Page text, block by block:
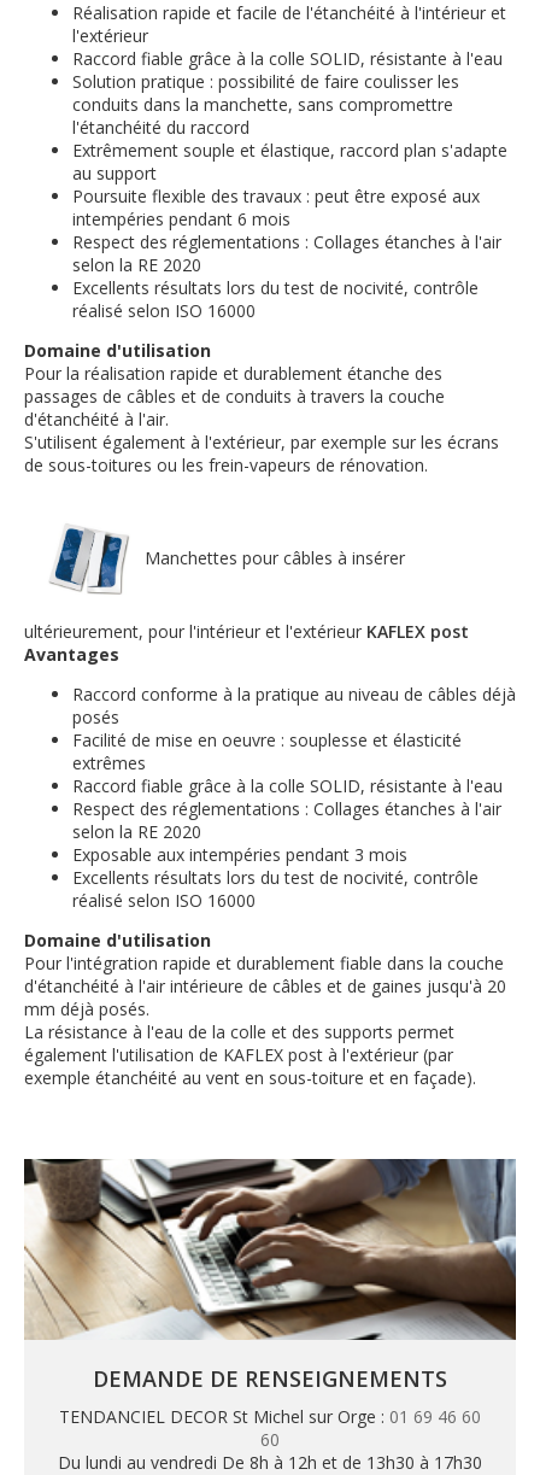
Réalisation rapide et facile de l'étanchéité à l'intérieur et
l'extérieur
Raccord fiable grâce à la colle SOLID, résistante à l'eau
Solution pratique : possibilité de faire coulisser les
conduits dans la manchette, sans compromettre
l'étanchéité du raccord
Extrêmement souple et élastique, raccord plan s'adapte
au support
Poursuite flexible des travaux : peut être exposé aux
intempéries pendant 6 mois
Respect des réglementations : Collages étanches à l'air
selon la RE 2020
Excellents résultats lors du test de nocivité, contrôle
réalisé selon ISO 16000
Domaine d'utilisation
Pour la réalisation rapide et durablement étanche des
passages de câbles et de conduits à travers la couche
d'étanchéité à l'air.
S'utilisent également à l'extérieur, par exemple sur les écrans
de sous-toitures ou les frein-vapeurs de rénovation.
Manchettes pour câbles à insérer
ultérieurement, pour l'intérieur et l'extérieur KAFLEX post
Avantages
Raccord conforme à la pratique au niveau de câbles déjà
posés
Facilité de mise en oeuvre : souplesse et élasticité
extrêmes
Raccord fiable grâce à la colle SOLID, résistante à l'eau
Respect des réglementations : Collages étanches à l'air
selon la RE 2020
Exposable aux intempéries pendant 3 mois
Excellents résultats lors du test de nocivité, contrôle
réalisé selon ISO 16000
Domaine d'utilisation
Pour l'intégration rapide et durablement fiable dans la couche
d'étanchéité à l'air intérieure de câbles et de gaines jusqu'à 20
mm déjà posés.
La résistance à l'eau de la colle et des supports permet
également l'utilisation de KAFLEX post à l'extérieur (par
exemple étanchéité au vent en sous-toiture et en façade).
DEMANDE DE RENSEIGNEMENTS
TENDANCIEL DECOR St Michel sur Orge : 01 69 46 60
60
Du lundi au vendredi De 8h à 12h et de 13h30 à 17h30